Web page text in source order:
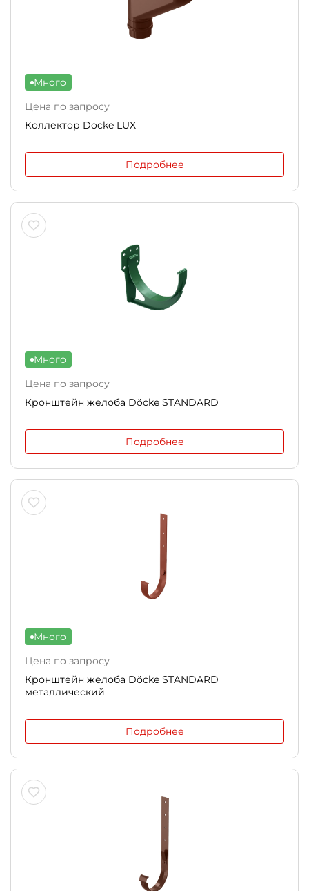
Много
Цена по запросу
Коллектор Docke LUX
Подробнее
Много
Цена по запросу
Кронштейн желоба Döcke STANDARD
Подробнее
Много
Цена по запросу
Кронштейн желоба Döcke STANDARD
металлический
Подробнее